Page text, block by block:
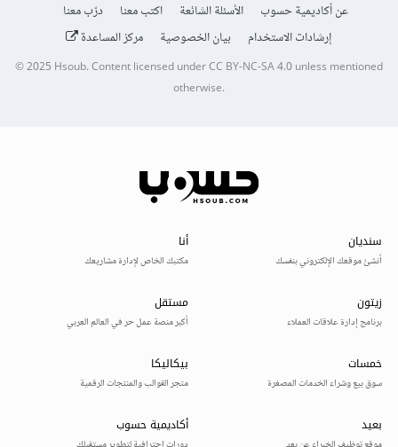
عن أكاديمية حسوب الأسئلة الشائعة اكتب معنا
درّب معنا
إرشادات الاستخدام
بيان الخصوصية مركز المساعدة
© 2025Hsoub.Content licensed underCC BY-NC-SA 4.0unless mentioned
otherwise.